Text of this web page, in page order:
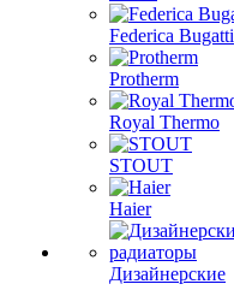
Federica Bugatti
Protherm
Royal Thermo
STOUT
Haier
Дизайнерские